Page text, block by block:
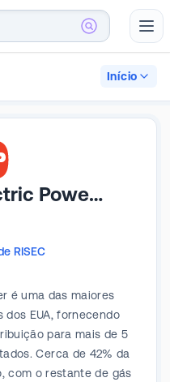
Início
American Electric Power Company
RISEC
é uma das maiores
EUA, fornecendo
para mais de 5
Cerca de 42% da
com o restante de gás